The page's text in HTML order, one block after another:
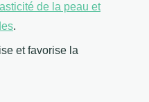
de la peau et
.
et favorise la